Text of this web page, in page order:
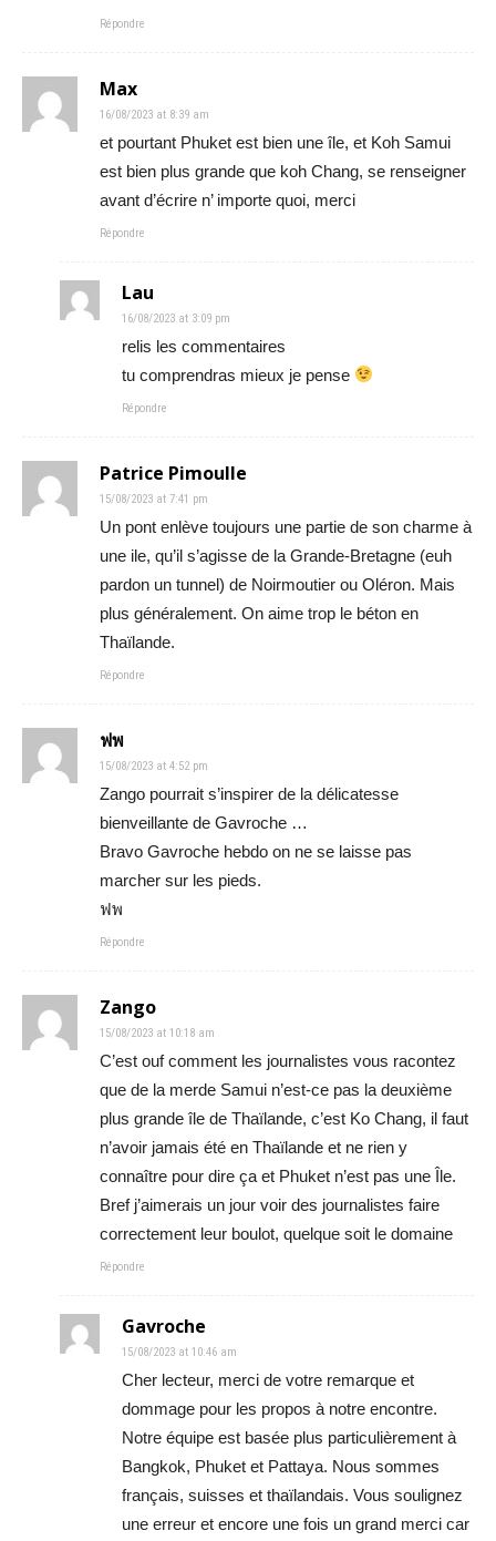
Répondre
Max
16/08/2023 at 8:39 am
et pourtant Phuket est bien une île, et Koh Samui
est bien plus grande que koh Chang, se renseigner
avant d’écrire n’ importe quoi, merci
Répondre
Lau
16/08/2023 at 3:09 pm
relis les commentaires
tu comprendras mieux je pense
Répondre
Patrice Pimoulle
15/08/2023 at 7:41 pm
Un pont enlève toujours une partie de son charme à
une ile, qu’il s’agisse de la Grande-Bretagne (euh
pardon un tunnel) de Noirmoutier ou Oléron. Mais
plus généralement. On aime trop le béton en
Thaïlande.
Répondre
ฟพ
15/08/2023 at 4:52 pm
Zango pourrait s’inspirer de la délicatesse
bienveillante de Gavroche …
Bravo Gavroche hebdo on ne se laisse pas
marcher sur les pieds.
ฟพ
Répondre
Zango
15/08/2023 at 10:18 am
C’est ouf comment les journalistes vous racontez
que de la merde Samui n’est-ce pas la deuxième
plus grande île de Thaïlande, c’est Ko Chang, il faut
n’avoir jamais été en Thaïlande et ne rien y
connaître pour dire ça et Phuket n’est pas une Île.
Bref j’aimerais un jour voir des journalistes faire
correctement leur boulot, quelque soit le domaine
Répondre
Gavroche
15/08/2023 at 10:46 am
Cher lecteur, merci de votre remarque et
dommage pour les propos à notre encontre.
Notre équipe est basée plus particulièrement à
Bangkok, Phuket et Pattaya. Nous sommes
français, suisses et thaïlandais. Vous soulignez
une erreur et encore une fois un grand merci car